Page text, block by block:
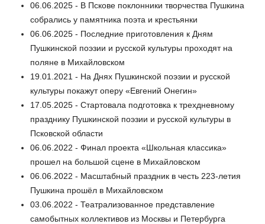
06.06.2025 - В Пскове поклонники творчества Пушкина
собрались у памятника поэта и крестьянки
06.06.2025 - Последние приготовления к Дням
Пушкинской поэзии и русской культуры проходят на
поляне в Михайловском
19.01.2021 - На Днях Пушкинской поэзии и русской
культуры покажут оперу «Евгений Онегин»
17.05.2025 - Стартовала подготовка к трехдневному
празднику Пушкинской поэзии и русской культуры в
Псковской области
06.06.2022 - Финал проекта «Школьная классика»
прошел на большой сцене в Михайловском
06.06.2022 - Масштабный праздник в честь 223-летия
Пушкина прошёл в Михайловском
03.06.2022 - Театрализованное представление
самобытных коллективов из Москвы и Петербурга